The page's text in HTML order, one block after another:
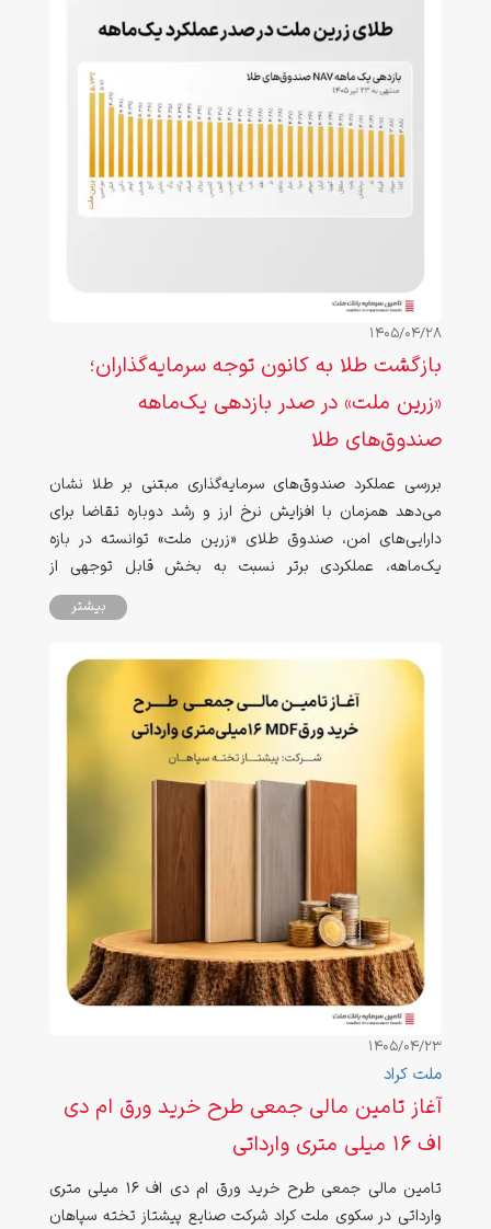
1405/04/28
بازگشت طلا به کانون توجه سرمایه‌گذاران؛
«زرین ملت» در صدر بازدهی یک‌ماهه
صندوق‌های طلا
بررسی عملکرد صندوق‌های سرمایه‌گذاری مبتنی بر طلا نشان
می‌دهد همزمان با افزایش نرخ ارز و رشد دوباره تقاضا برای
دارایی‌های امن، صندوق طلای «زرین ملت» توانسته در بازه
یک‌ماهه، عملکردی برتر نسبت به بخش قابل توجهی از
بیشتر
1405/04/23
ملت کراد
آغاز تامین مالی جمعی طرح خرید ورق ام دی
اف 16 میلی متری وارداتی
تامین مالی جمعی طرح خرید ورق ام دی اف 16 میلی متری
وارداتی در سکوی ملت کراد شرکت صنایع پیشتاز تخته سپاهان